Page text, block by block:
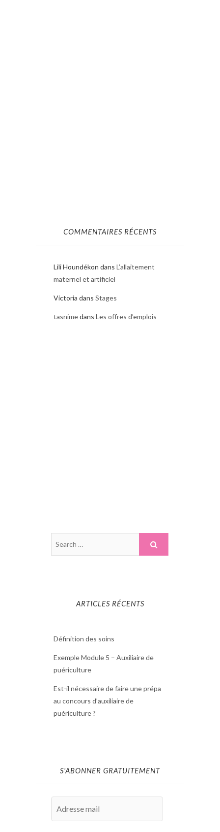
COMMENTAIRES RÉCENTS
Lili Houndékon dans L’allaitement
maternel et artificiel
Victoria dans Stages
tasnimedans Les offres d’emplois
ARTICLES RÉCENTS
Définition des soins
Exemple Module 5 – Auxiliaire de
puériculture
Est-il nécessaire de faire une prépa
au concours d’auxiliaire de
puériculture ?
S'ABONNER GRATUITEMENT